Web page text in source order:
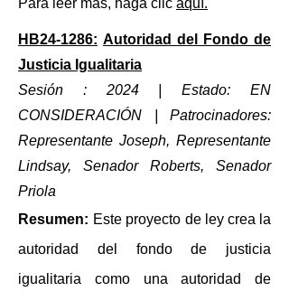
Para leer más, haga clic aquí.
HB24-1286: Autoridad del Fondo de
Justicia Igualitaria
Sesión : 2024 | Estado: EN
CONSIDERACIÓN
| Patrocinadores:
Representante Joseph, Representante
Lindsay, Senador Roberts, Senador
Priola
Resumen: Este proyecto de ley crea la
autoridad del fondo de justicia
igualitaria como una autoridad de